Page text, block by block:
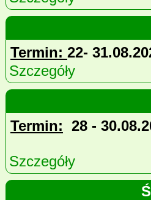
Termin: 22-
Szczegóły
Termin: 28 -
Szczegóły